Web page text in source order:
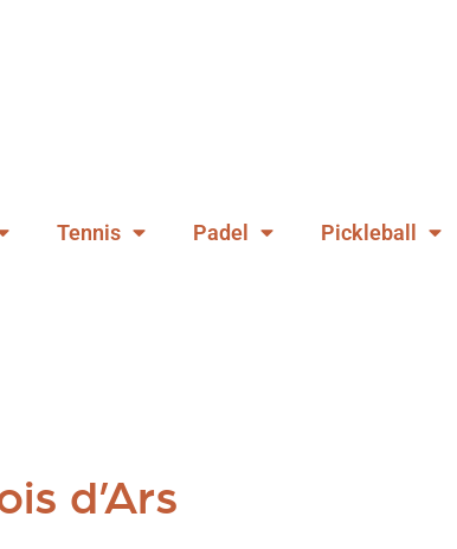
Tennis Padel Pickleball
d’Ars